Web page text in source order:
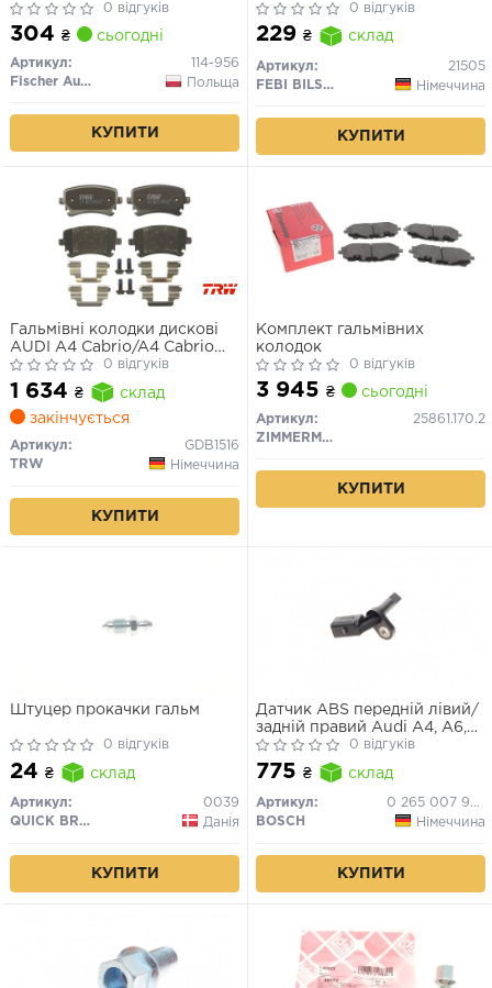
0 відгуків
304 ₴ сьогодні
Артикул:
114-956
Fischer Automotive One (FA1)
Польща
КУПИТИ
0 відгуків
229 ₴ склад
Артикул:
21505
FEBI BILSTEIN
Німеччина
КУПИТИ
Гальмівні колодки дискові
AUDI A4 Cabrio/A4 Cabrio
Quattro/A4 Quattro/A6/A6
Quattro/A8/A8 Quattro/R
0 відгуків
1 634 ₴
склад
закінчується
Артикул:
GDB1516
TRW
Німеччина
КУПИТИ
Комплект гальмівних
колодок
0 відгуків
3 945 ₴ сьогодні
Артикул:
25861.170.2
ZIMMERMANN
КУПИТИ
Штуцер прокачки гальм
0 відгуків
24 ₴ склад
Артикул:
0039
QUICK BRAKE
Данія
КУПИТИ
Датчик ABS передній лівий/
задній правий Audi A4, A6,
A8
0 відгуків
775 ₴ склад
Артикул:
0 265 007 930
BOSCH
Німеччина
КУПИТИ